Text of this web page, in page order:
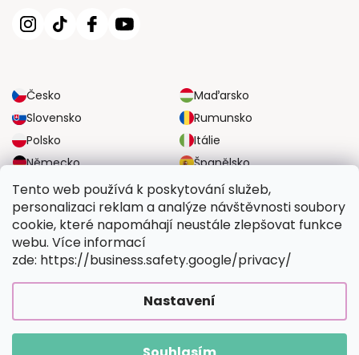
Tento web používá k poskytování služeb,
personalizaci reklam a analýze návštěvnosti soubory
cookie, které napomáhají neustále zlepšovat funkce
webu. Více informací
zde: https://business.safety.google/privacy/
Nastavení
Česko
Maďarsko
Slovensko
Rumunsko
Polsko
Itálie
Německo
Španělsko
Velká Británie
Rakousko
SPOLEHLIVÉ MOŽNOSTI DOPRAVY
BEZPEČNÉ MOŽNOSTI PLATBY
Vymalujsisam.cz. Všechna práva vyhrazena.